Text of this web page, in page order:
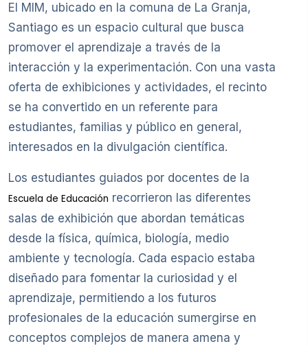
El MIM, ubicado en la comuna de La Granja,
Santiago es un espacio cultural que busca
promover el aprendizaje a través de la
interacción y la experimentación. Con una vasta
oferta de exhibiciones y actividades, el recinto
se ha convertido en un referente para
estudiantes, familias y público en general,
interesados en la divulgación científica.
Los estudiantes guiados por docentes de la
Escuela de Educación recorrieron las diferentes
salas de exhibición que abordan temáticas
desde la física, química, biología, medio
ambiente y tecnología. Cada espacio estaba
diseñado para fomentar la curiosidad y el
aprendizaje, permitiendo a los futuros
profesionales de la educación sumergirse en
conceptos complejos de manera amena y